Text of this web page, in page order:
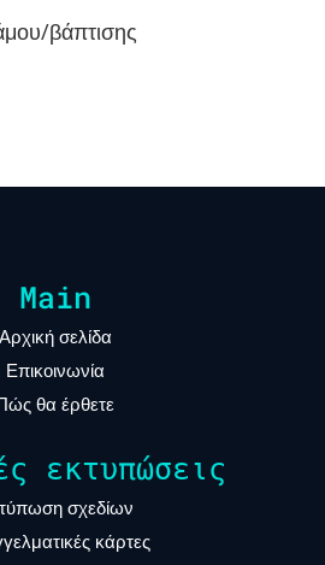
βάπτισης
Main
Αρχική σελίδα
Επικοινωνία
θα έρθετε
εκτυπώσεις
σχεδίων
κάρτες